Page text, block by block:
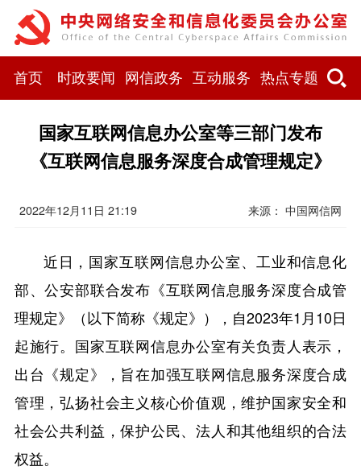
首页 时政要闻 网信政务 互动服务 热点专题
国家互联网信息办公室等三部门发布
《互联网信息服务深度合成管理规定》
2022年12月11日 21:19 来源： 中国网信网
近日，国家互联网信息办公室、工业和信息化
部、公安部联合发布《互联网信息服务深度合成管
理规定》（以下简称《规定》），自2023年1月10日
起施行。国家互联网信息办公室有关负责人表示，
出台《规定》，旨在加强互联网信息服务深度合成
管理，弘扬社会主义核心价值观，维护国家安全和
社会公共利益，保护公民、法人和其他组织的合法
权益。